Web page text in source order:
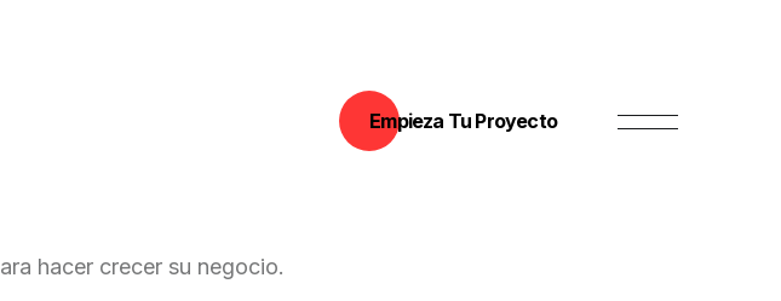
Empieza Tu Proyecto
ara hacer crecer su negocio.